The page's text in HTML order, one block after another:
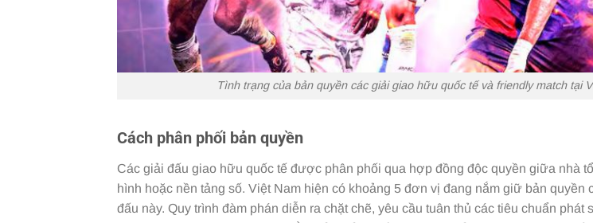
Tình trạng của bản quyền các giải giao hữu quốc tế và friendly match tại
Cách phân phối bản quyền
Các giải đấu giao hữu quốc tế được phân phối qua hợp đồng độc quyền giữa nhà
hình hoặc nền tảng số. Việt Nam hiện có khoảng 5 đơn vị đang nắm giữ bản quyền
đấu này. Quy trình đàm phán diễn ra chặt chẽ, yêu cầu tuân thủ các tiêu chuẩn phát